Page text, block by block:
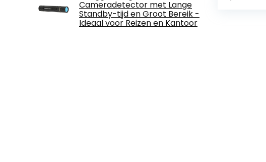
Cameradetector met Lange
Standby-tijd en Groot Bereik -
Ideaal voor Reizen en Kantoor